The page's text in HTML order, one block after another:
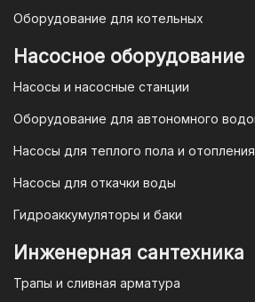
магазине "TIM-com
быть уверены в том, что
в рамках действующего
Законодательства
Федерации и Ваши права,
отопительной техники
монтажа, необходимо
специалиста из
Оборудование для котельных
Насосное оборудование
Насосы и насосные станции
Оборудование для автономного
Насосы для теплого пола и отопления
Насосы для откачки воды
Гидроаккумуляторы и баки
Инженерная сантехника
Трапы и сливная арматура